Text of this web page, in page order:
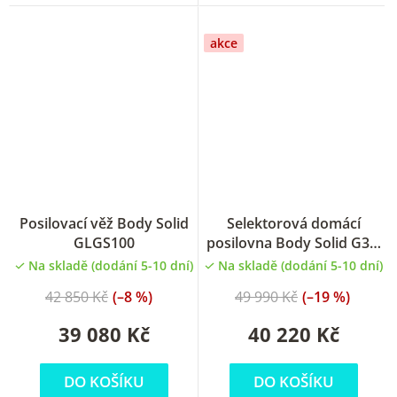
Posilovací věž Body Solid
GLGS100
Na skladě (dodání 5-10 dní)
39 080 Kč
42 850 Kč (–8 %)
DO KOŠÍKU
akce
Selektorová domácí
posilovna Body Solid G3S,
posilovací věž
Na skladě (dodání 5-10 dní)
40 220 Kč
49 990 Kč (–19 %)
DO KOŠÍKU